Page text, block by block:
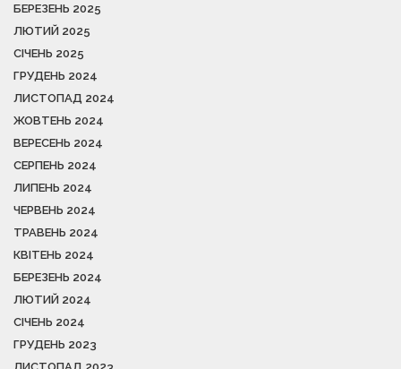
БЕРЕЗЕНЬ 2025
ЛЮТИЙ 2025
СІЧЕНЬ 2025
ГРУДЕНЬ 2024
ЛИСТОПАД 2024
ЖОВТЕНЬ 2024
ВЕРЕСЕНЬ 2024
СЕРПЕНЬ 2024
ЛИПЕНЬ 2024
ЧЕРВЕНЬ 2024
ТРАВЕНЬ 2024
КВІТЕНЬ 2024
БЕРЕЗЕНЬ 2024
ЛЮТИЙ 2024
СІЧЕНЬ 2024
ГРУДЕНЬ 2023